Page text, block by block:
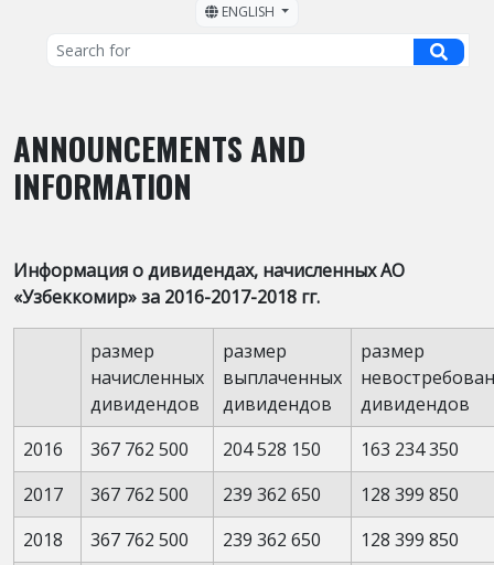
ENGLISH
ANNOUNCEMENTS AND
INFORMATION
Информация о дивидендах, начисленных АО
«Узбеккомир» за 2016-2017-2018 гг.
размер
начисленных
дивидендов
размер
выплаченных
дивидендов
размер
дивидендов
2016
367 762 500 204 528 150
163 234 350
2017
367 762 500 239 362 650
128 399 850
2018
367 762 500 239 362 650
128 399 850